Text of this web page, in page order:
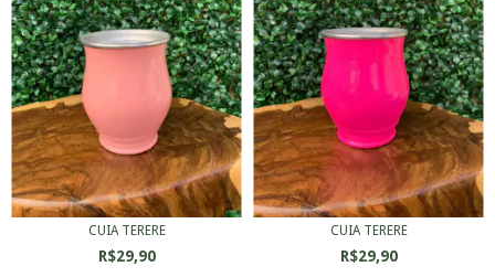
CUIA TERERE
R$29,90
CUIA TERERE
R$29,90